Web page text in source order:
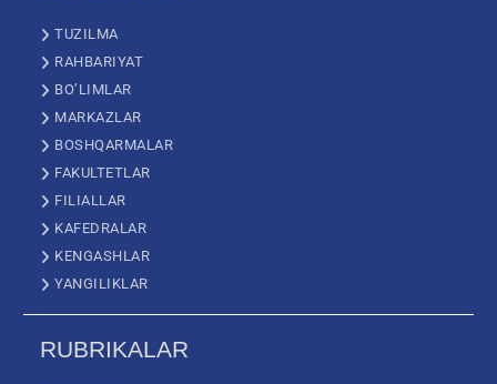
TUZILMA
RAHBARIYAT
BO’LIMLAR
MARKAZLAR
BOSHQARMALAR
FAKULTETLAR
FILIALLAR
KAFEDRALAR
KENGASHLAR
YANGILIKLAR
RUBRIKALAR